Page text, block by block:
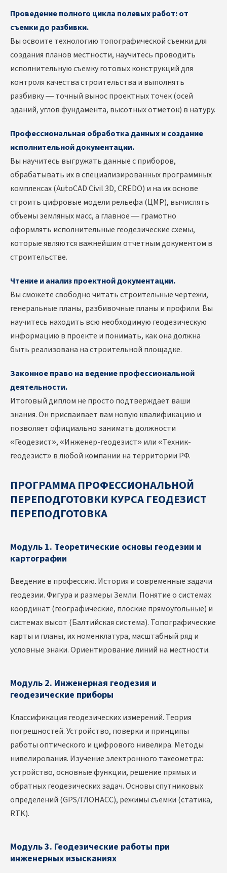
Проведение полного цикла полевых работ: от
съемки до разбивки.
Вы освоите технологию топографической съемки для
создания планов местности, научитесь проводить
исполнительную съемку готовых конструкций для
контроля качества строительства и выполнять
разбивку — точный вынос проектных точек (осей
зданий, углов фундамента, высотных отметок) в натуру.
Профессиональная обработка данных и создание
исполнительной документации.
Вы научитесь выгружать данные с приборов,
обрабатывать их в специализированных программных
комплексах (AutoCAD Civil 3D, CREDO) и на их основе
строить цифровые модели рельефа (ЦМР), вычислять
объемы земляных масс, а главное — грамотно
оформлять исполнительные геодезические схемы,
которые являются важнейшим отчетным документом в
строительстве.
Чтение и анализ проектной документации.
Вы сможете свободно читать строительные чертежи,
генеральные планы, разбивочные планы и профили. Вы
научитесь находить всю необходимую геодезическую
информацию в проекте и понимать, как она должна
быть реализована на строительной площадке.
Законное право на ведение профессиональной
деятельности.
Итоговый диплом не просто подтверждает ваши
знания. Он присваивает вам новую квалификацию и
позволяет официально занимать должности
«Геодезист», «Инженер-геодезист» или «Техник-
геодезист» в любой компании на территории РФ.
ПРОГРАММА ПРОФЕССИОНАЛЬНОЙ
ПЕРЕПОДГОТОВКИ КУРСА ГЕОДЕЗИСТ
ПЕРЕПОДГОТОВКА
Модуль 1. Теоретические основы геодезии и
картографии
Введение в профессию. История и современные задачи
геодезии. Фигура и размеры Земли. Понятие о системах
координат (географические, плоские прямоугольные) и
системах высот (Балтийская система). Топографические
карты и планы, их номенклатура, масштабный ряд и
условные знаки. Ориентирование линий на местности.
Модуль 2. Инженерная геодезия и
геодезические приборы
Классификация геодезических измерений. Теория
погрешностей. Устройство, поверки и принципы
работы оптического и цифрового нивелира. Методы
нивелирования. Изучение электронного тахеометра:
устройство, основные функции, решение прямых и
обратных геодезических задач. Основы спутниковых
определений (GPS/ГЛОНАСС), режимы съемки (статика,
RTK).
Модуль 3. Геодезические работы при
инженерных изысканиях